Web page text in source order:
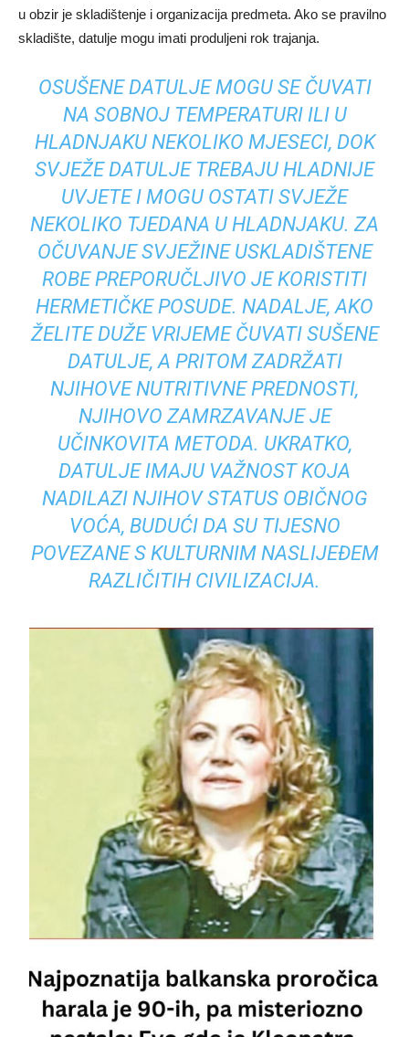
u obzir je skladištenje i organizacija predmeta. Ako se pravilno
skladište, datulje mogu imati produljeni rok trajanja.
OSUŠENE DATULJE MOGU SE ČUVATI
NA SOBNOJ TEMPERATURI ILI U
HLADNJAKU NEKOLIKO MJESECI, DOK
SVJEŽE DATULJE TREBAJU HLADNIJE
UVJETE I MOGU OSTATI SVJEŽE
NEKOLIKO TJEDANA U HLADNJAKU. ZA
OČUVANJE SVJEŽINE USKLADIŠTENE
ROBE PREPORUČLJIVO JE KORISTITI
HERMETIČKE POSUDE. NADALJE, AKO
ŽELITE DUŽE VRIJEME ČUVATI SUŠENE
DATULJE, A PRITOM ZADRŽATI
NJIHOVE NUTRITIVNE PREDNOSTI,
NJIHOVO ZAMRZAVANJE JE
UČINKOVITA METODA. UKRATKO,
DATULJE IMAJU VAŽNOST KOJA
NADILAZI NJIHOV STATUS OBIČNOG
VOĆA, BUDUĆI DA SU TIJESNO
POVEZANE S KULTURNIM NASLIJEĐEM
RAZLIČITIH CIVILIZACIJA.